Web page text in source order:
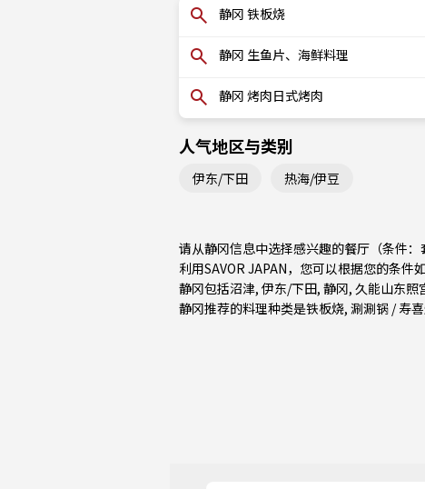
静冈 铁板烧
静冈 生鱼片、海鲜料理
静冈 烤肉日式烤肉
人气地区与类别
伊东/下田 热海/伊豆
请从静冈信息中选择感兴趣的餐厅（条件：
利用SAVOR JAPAN，您可以根据您的条
静冈包括沼津, 伊东/下田, 静冈, 久能山东照
静冈推荐的料理种类是铁板烧, 涮涮锅 / 寿